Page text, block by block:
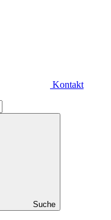
Kontakt
Suche